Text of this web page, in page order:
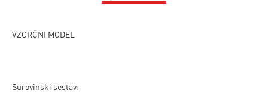
VZORČNI MODEL
Surovinski sestav: